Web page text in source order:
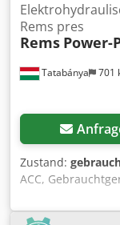
Tatabánya 701
Rems pres
Rems Power-
Zustand:
ACC,
ACC Dkodpsxlp
(bis 110 mm)